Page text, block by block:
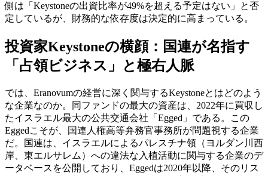
側は「Keystoneの出資比率が49%を超える予定はない」と否
定しているが、財務的な依存度は決定的に高まっている。
投資家Keystoneの横顔：国連が名指す
「占領ビジネス」と極右人脈
では、Eranovumの経営に深く関与するKeystoneとはどのよう
な企業なのか。同ファンドの最大の資産は、2022年に買収し
たイスラエル最大の公共交通会社「Egged」である。この
Eggedこそが、国連人権高等弁務官事務所が問題視する企業
だ。国連は、イスラエルによるパレスチナ領（ヨルダン川西
岸、東エルサレム）への違法な入植活動に関与する企業のデ
ータベースを公開しており、Eggedは2020年以降、そのリス